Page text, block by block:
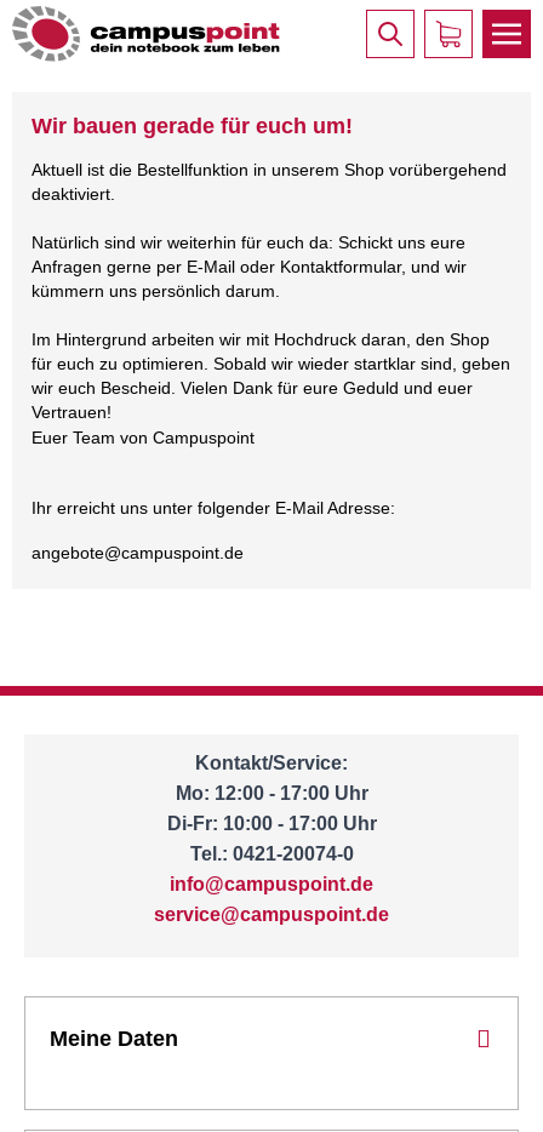
Wir bauen gerade für euch um!
Aktuell ist die Bestellfunktion in unserem Shop vorübergehend
deaktiviert.
Natürlich sind wir weiterhin für euch da: Schickt uns eure
Anfragen gerne per E-Mail oder Kontaktformular, und wir
kümmern uns persönlich darum.
Im Hintergrund arbeiten wir mit Hochdruck daran, den Shop
für euch zu optimieren. Sobald wir wieder startklar sind, geben
wir euch Bescheid. Vielen Dank für eure Geduld und euer
Vertrauen!
Euer Team von Campuspoint
Ihr erreicht uns unter folgender E-Mail Adresse:
angebote@campuspoint.de
Kontakt/Service:
Mo: 12:00 - 17:00 Uhr
Di-Fr: 10:00 - 17:00 Uhr
Tel.: 0421-20074-0
info@campuspoint.de
service@campuspoint.de
Meine Daten